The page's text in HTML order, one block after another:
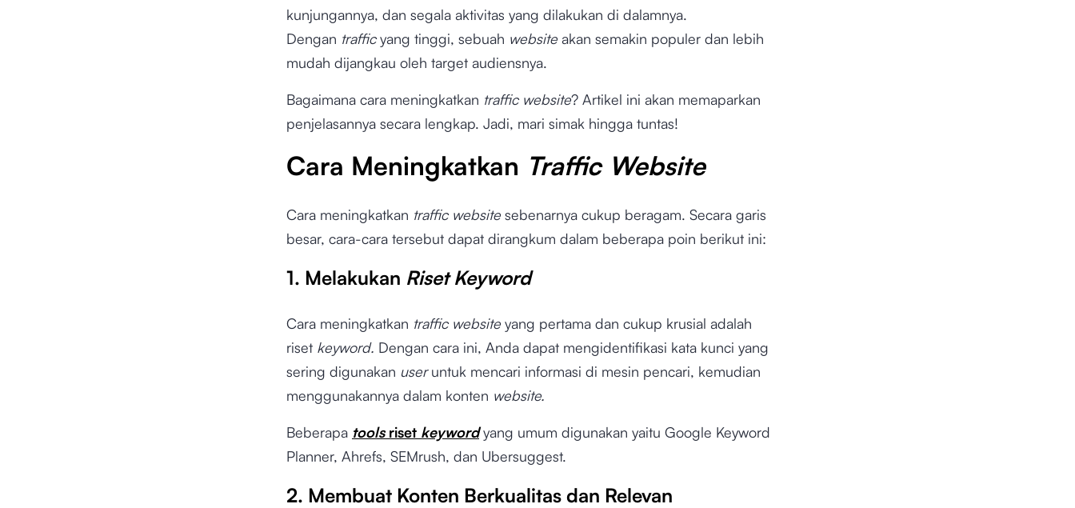
kunjungannya, dan segala aktivitas yang dilakukan di dalamnya.
Dengan trafficyang tinggi, sebuah website akan semakin populer dan lebih
mudah dijangkau oleh target audiensnya.
Bagaimana cara meningkatkan traffic website? Artikel ini akan memaparkan
penjelasannya secara lengkap. Jadi, mari simak hingga tuntas!
Cara Meningkatkan Traffic Website
Cara meningkatkan traffic website sebenarnya cukup beragam. Secara garis
besar, cara-cara tersebut dapat dirangkum dalam beberapa poin berikut ini:
1. Melakukan Riset Keyword
Cara meningkatkan traffic website yang pertama dan cukup krusial adalah
riset keyword. Dengan cara ini, Anda dapat mengidentifikasi kata kunci yang
sering digunakan useruntuk mencari informasi di mesin pencari, kemudian
menggunakannya dalam konten website.
Beberapa toolsriset keyword yang umum digunakan yaitu Google Keyword
Planner, Ahrefs, SEMrush, dan Ubersuggest.
2. Membuat Konten Berkualitas dan Relevan